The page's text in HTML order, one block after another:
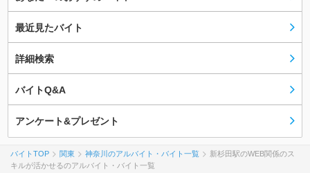
最近見たバイト
詳細検索
バイトQ&A
アンケート&プレゼント
バイトTOP 関東 神奈川のアルバイト・バイト一覧
新杉田駅のWEB関係のス
キルが活かせるのアルバイト・バイト一覧